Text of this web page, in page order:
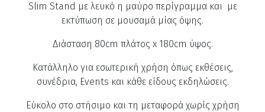
Slim Stand με λευκό η μαύρο περίγραμμα και με
εκτύπωση σε μουσαμά μίας όψης.
Διάσταση 80cm πλάτος x 180cm ύψος.
Κατάλληλο για εσωτερική χρήση όπως εκθέσεις,
συνέδρια, Events και κάθε είδους εκδηλώσεις.
Εύκολο στο στήσιμο και τη μεταφορά χωρίς χρήση